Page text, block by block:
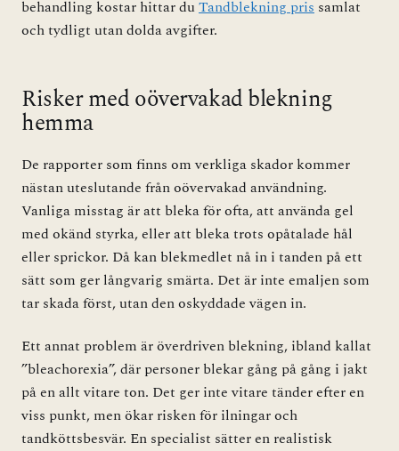
behandling kostar hittar duTandblekning pris samlat
och tydligt utan dolda avgifter.
Risker med oövervakad blekning
hemma
De rapporter som finns om verkliga skador kommer
nästan uteslutande från oövervakad användning.
Vanliga misstag är att bleka för ofta, att använda gel
med okänd styrka, eller att bleka trots opåtalade hål
eller sprickor. Då kan blekmedlet nå in i tanden på ett
sätt som ger långvarig smärta. Det är inte emaljen som
tar skada först, utan den oskyddade vägen in.
Ett annat problem är överdriven blekning, ibland kallat
”bleachorexia”, där personer blekar gång på gång i jakt
på en allt vitare ton. Det ger inte vitare tänder efter en
viss punkt, men ökar risken för ilningar och
tandköttsbesvär. En specialist sätter en realistisk